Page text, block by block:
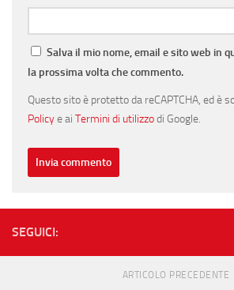
Salva il mio nome, email e sito web in
la prossima volta che commento.
Questo sito è protetto da reCAPTCHA, ed è
Policye ai Termini di utilizzodi Google.
SEGUICI:
ARTICOLO PRECEDENTE